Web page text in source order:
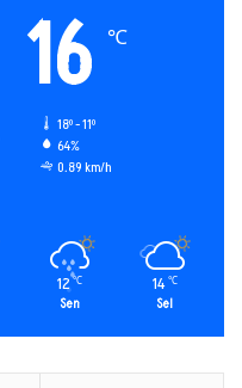
16 ℃
18º - 11º
64%
0.89 km/h
12℃
Sen
14℃
Sel